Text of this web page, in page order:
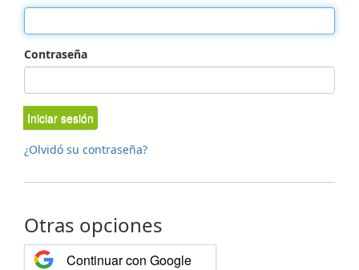
Contraseña
Iniciar sesión
¿Olvidó su contraseña?
Otras opciones
Continuar con Google